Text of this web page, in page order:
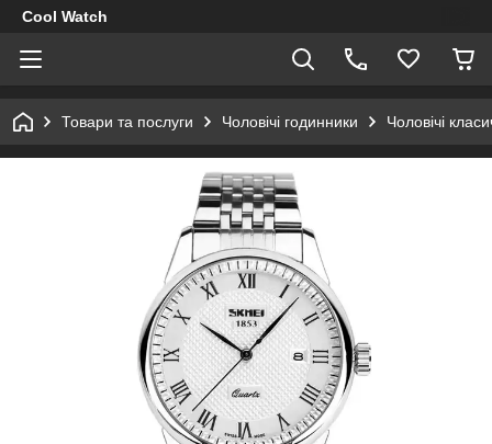
Cool Watch
Товари та послуги Чоловічі годинники Чоловічі